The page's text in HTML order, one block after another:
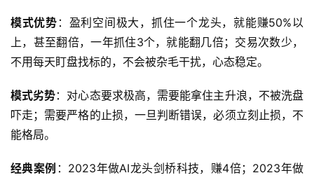
模式优势 ：盈利空间极大，抓住一个龙头，就能赚50%以
上，甚至翻倍，一年抓住3个，就能翻几倍；交易次数少，
不用每天盯盘找标的，不会被杂毛干扰，心态稳定。
模式劣势：对心态要求极高，需要能拿住主升浪，不被洗盘
吓走；需要严格的止损，一旦判断错误，必须立刻止损，不
能格局。
经典案例 ：2023年做AI龙头剑桥科技，赚4倍；2023年做